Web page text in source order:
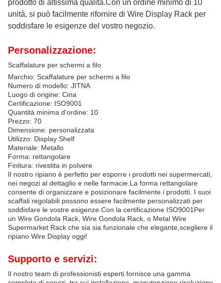
prodotto di altissima qualità.Con un ordine minimo di 10
unità, si può facilmente rifornire di Wire Display Rack per
soddisfare le esigenze del vostro negozio.
Personalizzazione:
Scaffalature per schermi a filo
Marchio: Scaffalature per schermi a filo
Numero di modello: JITNA
Luogo di origine: Cina
Certificazione: ISO9001
Quantità minima d'ordine: 10
Prezzo: 70
Dimensione: personalizzata
Utilizzo: Display Shelf
Materiale: Metallo
Forma: rettangolare
Finitura: rivestita in polvere
Il nostro ripiano è perfetto per esporre i prodotti nei supermercati,
nei negozi al dettaglio e nelle farmacie.La forma rettangolare
consente di organizzare e posizionare facilmente i prodotti. I suoi
scaffali regolabili possono essere facilmente personalizzati per
soddisfare le vostre esigenze.Con la certificazione ISO9001Per
un Wire Gondola Rack, Wire Gondola Rack, o Metal Wire
Supermarket Rack che sia sia funzionale che elegante,scegliere il
ripiano Wire Display oggi!
Supporto e servizi:
Il nostro team di professionisti esperti fornisce una gamma